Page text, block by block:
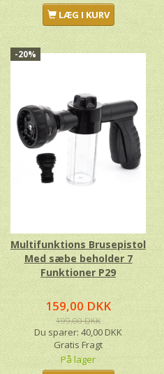
LÆG I KURV
-20%
Multifunktions Brusepistol
Med sæbe beholder 7
Funktioner P29
159,00 DKK
199,00 DKK
Du sparer: 40,00 DKK
Gratis Fragt
På lager